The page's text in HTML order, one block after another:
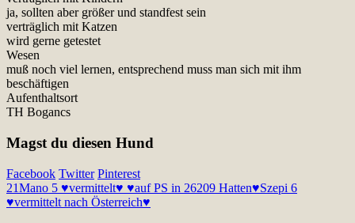
ja, sollten aber größer und standfest sein
verträglich mit Katzen
wird gerne getestet
Wesen
muß noch viel lernen, entsprechend muss man sich mit ihm
beschäftigen
Aufenthaltsort
TH Bogancs
Magst du diesen Hund
Facebook Twitter Pinterest
21Mano 5 ♥vermittelt♥ ♥auf PS in 26209 Hatten♥Szepi 6
♥vermittelt nach Österreich♥